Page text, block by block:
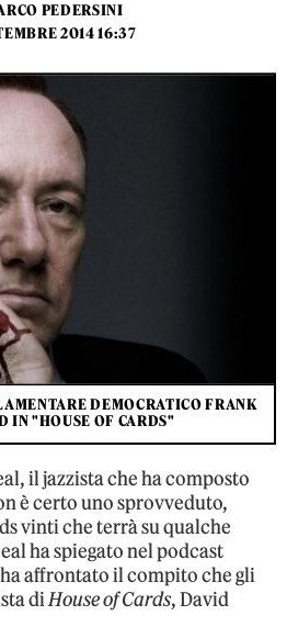
PEDERSINI
2014 16:37
DEMOCRATICO FRANK
IN "HOUSE OF CARDS"
il jazzista che ha composto
è certo uno sprovveduto,
vinti che terrà su qualche
ha spiegato nel podcast
affrontato il compito che gli
diHouse of Cards, David